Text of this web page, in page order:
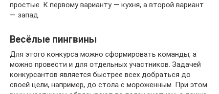
простые. К первому варианту — кухня, а второй вариант
— запад.
Весёлые пингвины
Для этого конкурса можно сформировать команды, а
можно провести и для отдельных участников. Задачей
конкурсантов является быстрее всех добраться до
своей цели, например, до стола с мороженным. При этом